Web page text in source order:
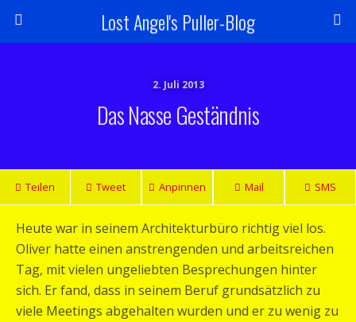
Lost Angel's Puller-Blog
2. Juli 2013
Das Nasse Geständnis
Teilen Tweet Anpinnen Mail SMS
Heute war in seinem Architekturbüro richtig viel los.
Oliver hatte einen anstrengenden und arbeitsreichen
Tag, mit vielen ungeliebten Besprechungen hinter
sich. Er fand, dass in seinem Beruf grundsätzlich zu
viele Meetings abgehalten wurden und er zu wenig zu